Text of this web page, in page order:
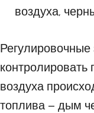
воздуха,
контролировать
воздуха
топлива – дым